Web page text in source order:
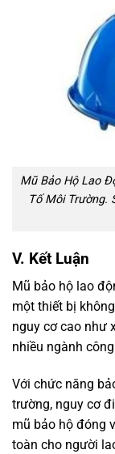
Mũ Bảo Hộ Lao
Tố Môi Trường.
V. Kết Luận
Mũ bảo hộ lao
một thiết bị
nguy cơ cao như
nhiều ngành
Với chức năng
trường, nguy cơ
mũ bảo hộ đóng
toàn cho người